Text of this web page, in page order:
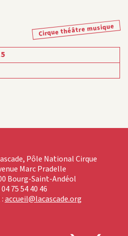
Cirque théâtre musique
Pôle National Cirque
Marc Pradelle
Bourg-Saint-Andéol
75 54 40 46
accueil@lacascade.org